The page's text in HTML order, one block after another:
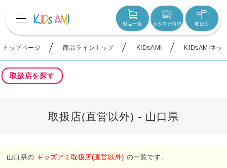
製品一覧 カタログ請求 取扱店
トップページ 商品ラインナップ KIDsAMI KIDsAMIネッ
取扱店を探す
取扱店(直営以外) - 山口県
山口県の キッズアミ取扱店(直営以外) の一覧です。